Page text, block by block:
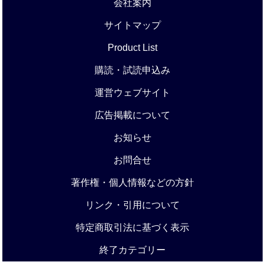
会社案内
サイトマップ
Product List
購読・試読申込み
運営ウェブサイト
広告掲載について
お知らせ
お問合せ
著作権・個人情報などの方針
リンク・引用について
特定商取引法に基づく表示
終了カテゴリー